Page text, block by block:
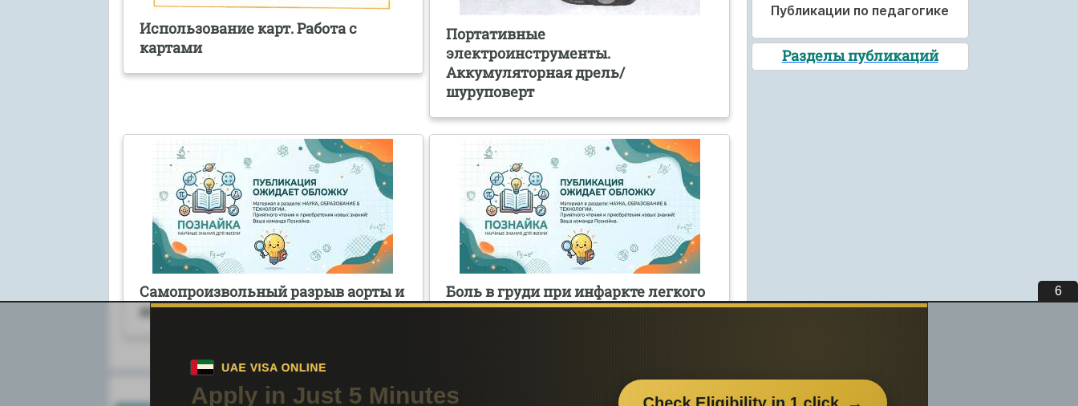
Использование карт. Работа с
картами
Портативные
электроинструменты.
Аккумуляторная дрель/
шуруповерт
Самопроизвольный разрыв аорты и
аорталгия
Боль в груди при инфаркте легкого
и других заболеваний органов
Публикации по педагогике
Разделы публикаций
Поиск по сайту: Поделитесь с друзьями:
5